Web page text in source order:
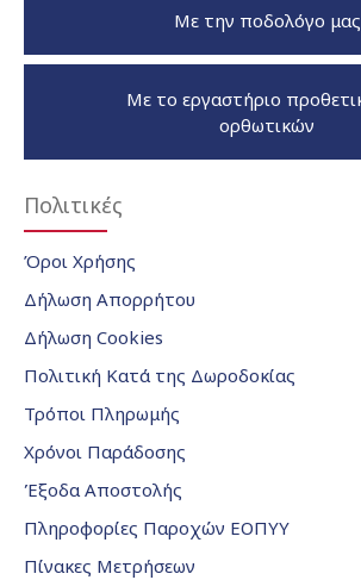
Με την ποδολόγο μας
Με το εργαστήριο
ορθωτικών
Πολιτικές
Όροι Χρήσης
Δήλωση Απορρήτου
Δήλωση Cookies
Πολιτική Κατά της Δωροδοκίας
Τρόποι Πληρωμής
Χρόνοι Παράδοσης
Έξοδα Αποστολής
Πληροφορίες Παροχών ΕΟΠΥΥ
Πίνακες Μετρήσεων